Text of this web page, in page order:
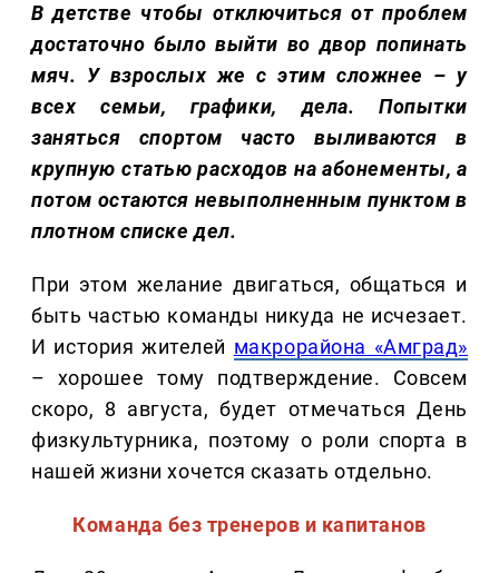
В детстве чтобы отключиться от проблем
достаточно было выйти во двор попинать
мяч. У взрослых же с этим сложнее – у
всех семьи, графики, дела. Попытки
заняться спортом часто выливаются в
крупную статью расходов на абонементы, а
потом остаются невыполненным пунктом в
плотном списке дел.
При этом желание двигаться, общаться и
быть частью команды никуда не исчезает.
И история жителей макрорайона «Амград»
– хорошее тому подтверждение. Совсем
скоро, 8 августа, будет отмечаться День
физкультурника, поэтому о роли спорта в
нашей жизни хочется сказать отдельно.
Команда без тренеров и капитанов